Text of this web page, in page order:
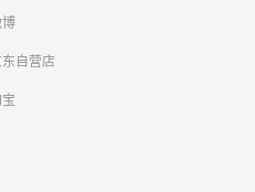
东自营店